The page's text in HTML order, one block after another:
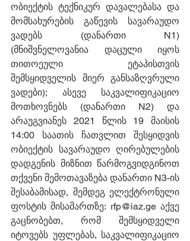
ობიექტის ტექნიკურ დავალებასა და
მომსახურების გაწევის სავარაუდო
ვადებს (დანართი N1)
(მნიშვნელოვანია დაცული იყოს
თითოეული ეტაპისთვის
შემსყიდველის მიერ განსაზღვრული
ვადები); ასევე საკვალიფიკაციო
მოთხოვნებს (დანართი N2) და
არაუგვიანეს 2021 წლის 19 მაისის
14:00 საათის ჩათვლით შესყიდვის
ობიექტის სავარაუდო ღირებულების
დადგენის მიზნით წარმოგვიდგინოთ
თქვენი შემოთავაზება დანართი N3-ის
შესაბამისად, შემდეგ ელექტრონული
ფოსტის მისამართზე: rfp@iaz.ge აქვე
გაცნობებთ, რომ შემსყიდველი
იტოვებს უფლებას, საკვალიფიკაციო